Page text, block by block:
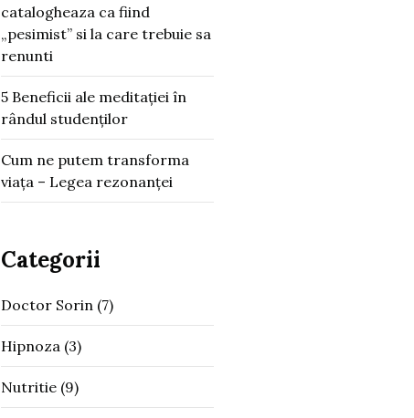
catalogheaza ca fiind
„pesimist” si la care trebuie sa
renunti
5 Beneficii ale meditației în
rândul studenților
Cum ne putem transforma
viața – Legea rezonanței
Categorii
Doctor Sorin (7)
Hipnoza (3)
Nutritie (9)